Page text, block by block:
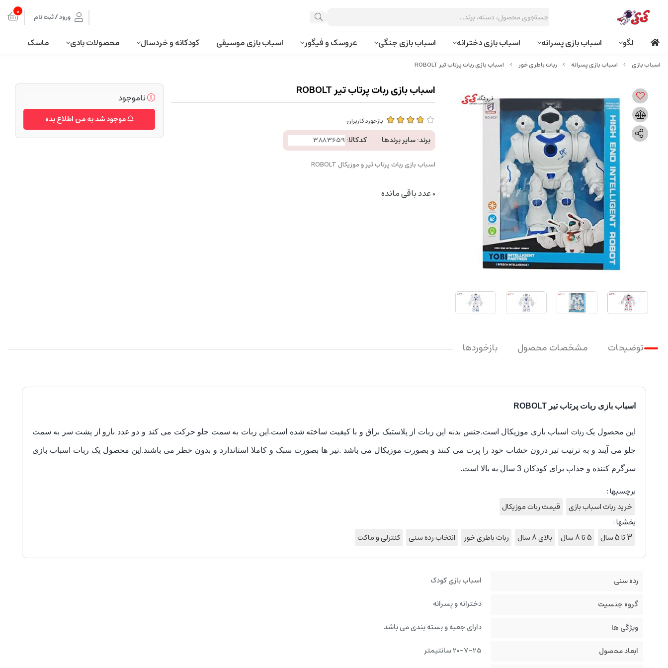
ورود / ثبت نام 0
لگو اسباب بازی پسرانه اسباب بازی دخترانه اسباب بازی جنگی عروسک و فیگور اسباب بازی موسیقی کودکانه و خردسال محصولات بادی ماسک
اسباب بازی پسرانه ربات باطری خور اسباب بازی ربات پرتاب تیر ROBOLT
اسباب بازی ربات پرتاب تیر ROBOLT
بازخورد کاربران
برند:سایر برندها کدکالا:
اسباب بازی ربات پرتاب تیر و موزیکال ROBOLT
0عدد باقی مانده
ناموجود
موجود شد به من اطلاع بده
توضیحات مشخصات محصول بازخوردها
اسباب بازی ربات پرتاب تیر ROBOLT
این محصول یک ربات اسباب بازی موزیکال است.جنس بدنه این ربات از پلاستیک براق و با کیفیت ساخته شده است.این ربات به سمت جلو حرکت می کند و دو عدد بازو از پشت سر به سمت
جلو می آیند و به ترتیب تیر درون خشاب خود را پرت می کنند و بصورت موزیکال می باشد .تیر ها بصورت سبک و کاملا استاندارد و بدون خطر می باشند.این محصول یک ربات اسباب بازی
سرگرم کننده و جذاب برای کودکان 3 سال به بالا است.
برچسبها :
خرید ربات اسباب بازی
قیمت ربات موزیکال
بخشها :
3 تا 5 سال
5 تا 8 سال بالای 8 سال ربات باطری خور انتخاب رده سنی کنترلی و ماکت
رده سنی
اسباب بازی کودک
گروه جنسیت
دخترانه و پسرانه
ویژگی ها
دارای جعبه و بسته بندی می باشد
ابعاد محصول
20-7-25 سانتیمتر